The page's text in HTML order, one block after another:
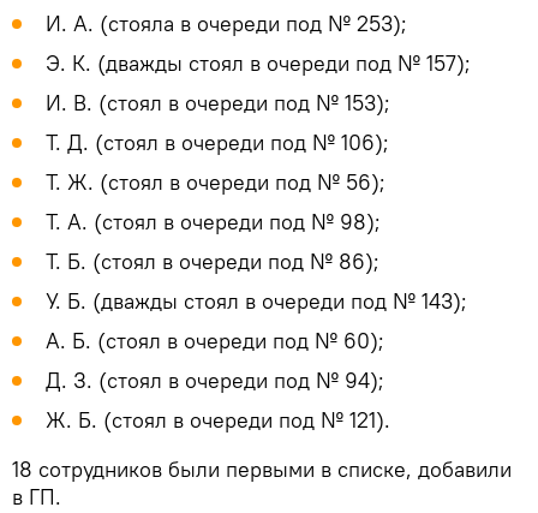
И. А. (стояла в очереди под № 253);
Э. К. (дважды стоял в очереди под № 157);
И. В. (стоял в очереди под № 153);
Т. Д. (стоял в очереди под № 106);
Т. Ж. (стоял в очереди под № 56);
Т. А. (стоял в очереди под № 98);
Т. Б. (стоял в очереди под № 86);
У. Б. (дважды стоял в очереди под № 143);
А. Б. (стоял в очереди под № 60);
Д. З. (стоял в очереди под № 94);
Ж. Б. (стоял в очереди под № 121).
18 сотрудников были первыми в списке, добавили
в ГП.